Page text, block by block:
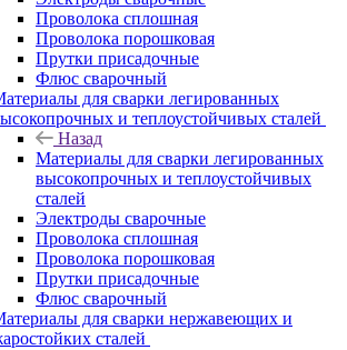
Проволока сплошная
Проволока порошковая
Прутки присадочные
Флюс сварочный
для сварки легированных
и теплоустойчивых сталей
Назад
Материалы для сварки легированных
высокопрочных и теплоустойчивых
сталей
Электроды сварочные
Проволока сплошная
Проволока порошковая
Прутки присадочные
Флюс сварочный
для сварки нержавеющих и
сталей